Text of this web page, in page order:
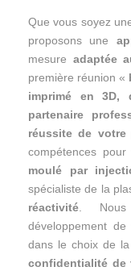
Que vous soyez
proposons une
mesure adaptée
première réunion «
imprimé en 3D,
partenaire
réussite de votre
compétences
moulé par
spécialiste de la
réactivité. Nous
développement
dans le choix de la
confidentialité de